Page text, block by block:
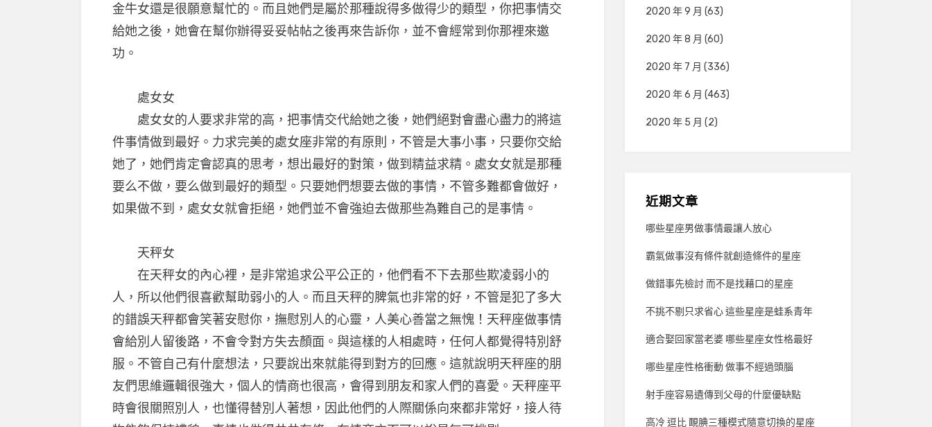
金牛女還是很願意幫忙的。而且她們是屬於那種說得多做得少的類型，你把事情交
給她之後，她會在幫你辦得妥妥帖帖之後再來告訴你，並不會經常到你那裡來邀
功。
處女女
處女女的人要求非常的高，把事情交代給她之後，她們絕對會盡心盡力的將這
件事情做到最好。力求完美的處女座非常的有原則，不管是大事小事，只要你交給
她了，她們肯定會認真的思考，想出最好的對策，做到精益求精。處女女就是那種
要么不做，要么做到最好的類型。只要她們想要去做的事情，不管多難都會做好，
如果做不到，處女女就會拒絕，她們並不會強迫去做那些為難自己的是事情。
天秤女
在天秤女的內心裡，是非常追求公平公正的，他們看不下去那些欺凌弱小的
人，所以他們很喜歡幫助弱小的人。而且天秤的脾氣也非常的好，不管是犯了多大
的錯誤天秤都會笑著安慰你，撫慰別人的心靈，人美心善當之無愧！天秤座做事情
會給別人留後路，不會令對方失去顏面。與這樣的人相處時，任何人都覺得特別舒
服。不管自己有什麼想法，只要說出來就能得到對方的回應。這就說明天秤座的朋
友們思維邏輯很強大，個人的情商也很高，會得到朋友和家人們的喜愛。天秤座平
時會很關照別人，也懂得替別人著想，因此他們的人際關係向來都非常好，接人待
2020 年 9 月 (63)
2020 年 8 月 (60)
2020 年 7 月 (336)
2020 年 6 月 (463)
2020 年 5 月 (2)
近期文章
哪些星座男做事情最讓人放心
霸氣做事沒有條件就創造條件的星座
做錯事先檢討 而不是找藉口的星座
不挑不剔只求省心 這些星座是蛙系青年
適合娶回家當老婆 哪些星座女性格最好
哪些星座性格衝動 做事不經過頭腦
射手座容易遺傳到父母的什麼優缺點
高冷 逗比 靦腆三種模式隨意切換的星座